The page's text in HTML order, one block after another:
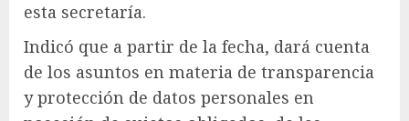
esta secretaría.
Indicó que a partir de la fecha, dará cuenta
de los asuntos en materia de transparencia
y protección de datos personales en